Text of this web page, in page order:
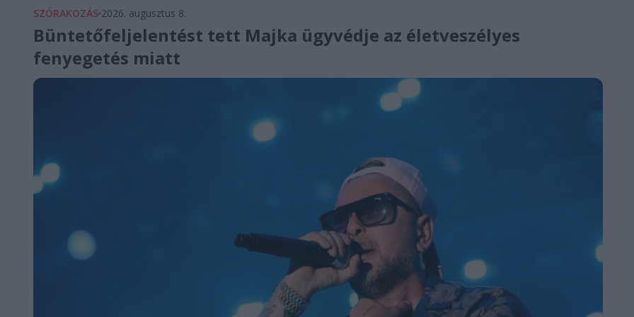
SZÓRAKOZÁS 2026. augusztus 8.
Büntetőfeljelentést tett Majka ügyvédje az életveszélyes
fenyegetés miatt